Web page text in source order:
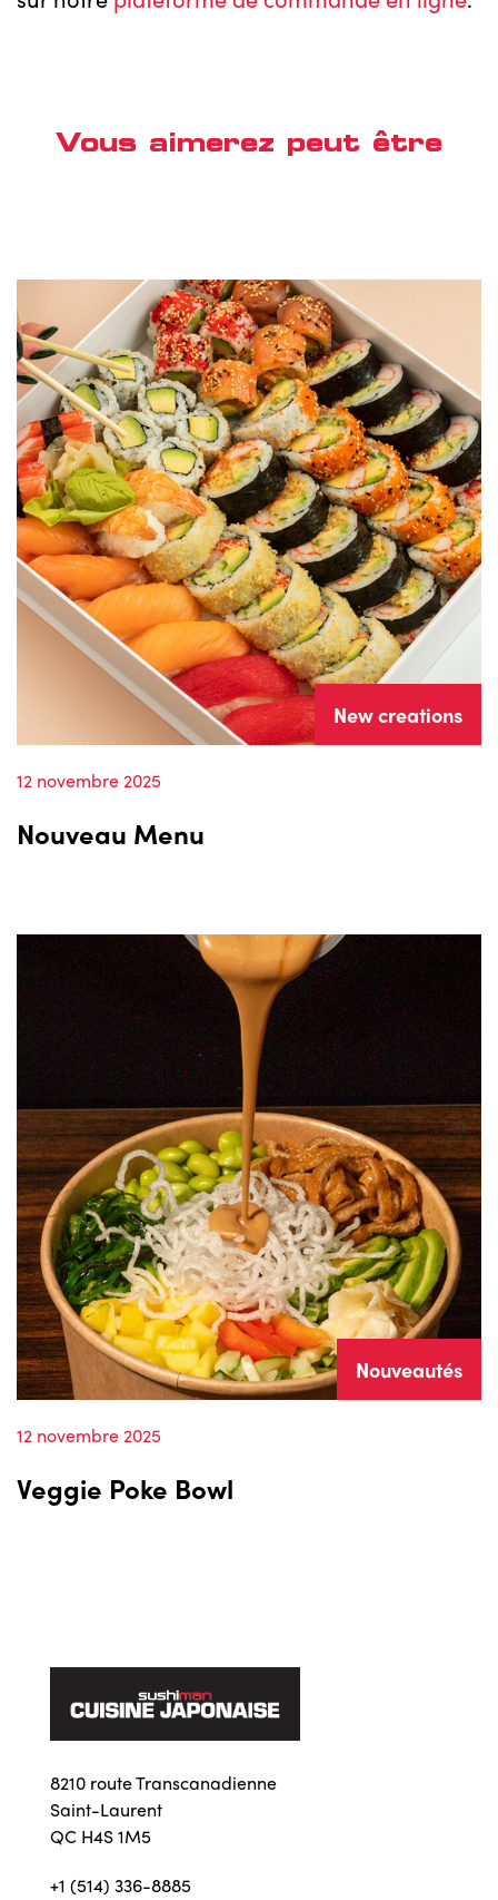
Vous aimerez peut être
New creations
12 novembre 2025
Nouveau Menu
Nouveautés
12 novembre 2025
Veggie Poke Bowl
8210 route Transcanadienne
Saint-Laurent
QC H4S 1M5
+1 (514) 336-8885